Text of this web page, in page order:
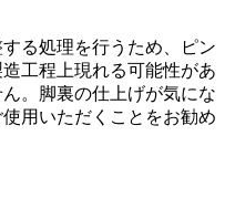
る処理を行うため、ピン
工程上現れる可能性があ
。脚裏の仕上げが気にな
用いただくことをお勧め